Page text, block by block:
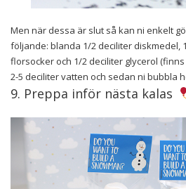
Men när dessa är slut så kan ni enkelt
följande: blanda 1/2 deciliter diskmedel,
florsocker och 1/2 deciliter glycerol
2-5 deciliter vatten och sedan ni bubbla
9. Preppa inför nästa kalas